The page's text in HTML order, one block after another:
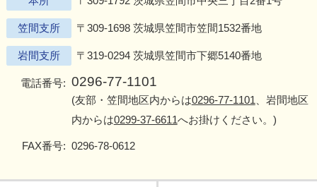
笠間支所 〒309-1698 茨城県笠間市笠間1532番地
岩間支所 〒319-0294 茨城県笠間市下郷5140番地
電話番号: 0296-77-1101
(友部・笠間地区内からは0296-77-1101 、岩間地区
内からは0299-37-6611へお掛けください。)
FAX番号: 0296-78-0612